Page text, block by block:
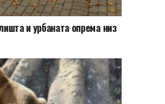
и урбаната опрема низ